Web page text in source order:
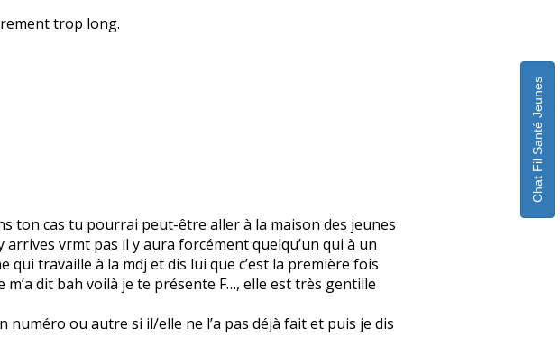
trop long.
ton cas tu pourrai peut-être aller à la maison des jeunes
vrmt pas il y aura forcément quelqu’un qui à un
qui travaille à la mdj et dis lui que c’est la première fois
dit bah voilà je te présente F…, elle est très gentille
numéro ou autre si il/elle ne l’a pas déjà fait et puis je dis
Chat Fil Santé Jeunes